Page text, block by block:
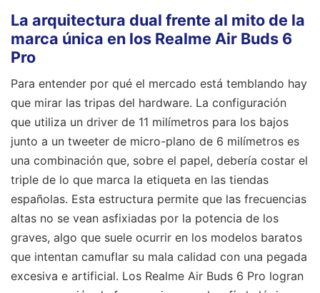
La arquitectura dual frente al mito de la
marca única en los Realme Air Buds 6
Pro
Para entender por qué el mercado está temblando hay
que mirar las tripas del hardware. La configuración
que utiliza un driver de 11 milímetros para los bajos
junto a un tweeter de micro-plano de 6 milímetros es
una combinación que, sobre el papel, debería costar el
triple de lo que marca la etiqueta en las tiendas
españolas. Esta estructura permite que las frecuencias
altas no se vean asfixiadas por la potencia de los
graves, algo que suele ocurrir en los modelos baratos
que intentan camuflar su mala calidad con una pegada
excesiva e artificial. Los Realme Air Buds 6 Pro logran